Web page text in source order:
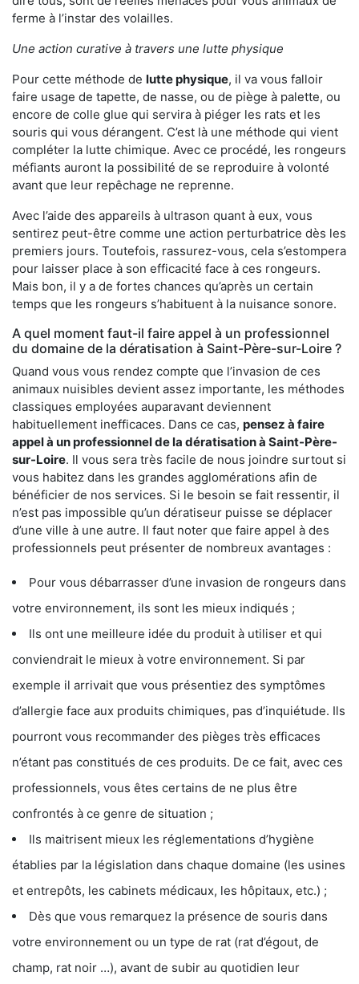
ferme à l’instar des volailles.
Une action curative à travers une lutte physique
Pour cette méthode de lutte physique, il va vous falloir
faire usage de tapette, de nasse, ou de piège à palette, ou
encore de colle glue qui servira à piéger les rats et les
souris qui vous dérangent. C’est là une méthode qui vient
compléter la lutte chimique. Avec ce procédé, les rongeurs
méfiants auront la possibilité de se reproduire à volonté
avant que leur repêchage ne reprenne.
Avec l’aide des appareils à ultrason quant à eux, vous
sentirez peut-être comme une action perturbatrice dès les
premiers jours. Toutefois, rassurez-vous, cela s’estompera
pour laisser place à son efficacité face à ces rongeurs.
Mais bon, il y a de fortes chances qu’après un certain
temps que les rongeurs s’habituent à la nuisance sonore.
A quel moment faut-il faire appel à un professionnel
du domaine de la dératisation à Saint-Père-sur-Loire ?
Quand vous vous rendez compte que l’invasion de ces
animaux nuisibles devient assez importante, les méthodes
classiques employées auparavant deviennent
habituellement inefficaces. Dans ce cas, pensez à faire
appel à un professionnel de la dératisation à Saint-Père-
sur-Loire. Il vous sera très facile de nous joindre surtout si
vous habitez dans les grandes agglomérations afin de
bénéficier de nos services. Si le besoin se fait ressentir, il
n’est pas impossible qu’un dératiseur puisse se déplacer
d’une ville à une autre. Il faut noter que faire appel à des
professionnels peut présenter de nombreux avantages :
Pour vous débarrasser d’une invasion de rongeurs dans
votre environnement, ils sont les mieux indiqués ;
Ils ont une meilleure idée du produit à utiliser et qui
conviendrait le mieux à votre environnement. Si par
exemple il arrivait que vous présentiez des symptômes
d’allergie face aux produits chimiques, pas d’inquiétude. Ils
pourront vous recommander des pièges très efficaces
n’étant pas constitués de ces produits. De ce fait, avec ces
professionnels, vous êtes certains de ne plus être
confrontés à ce genre de situation ;
Ils maitrisent mieux les réglementations d’hygiène
établies par la législation dans chaque domaine (les usines
et entrepôts, les cabinets médicaux, les hôpitaux, etc.) ;
Dès que vous remarquez la présence de souris dans
votre environnement ou un type de rat (rat d’égout, de
champ, rat noir …), avant de subir au quotidien leur